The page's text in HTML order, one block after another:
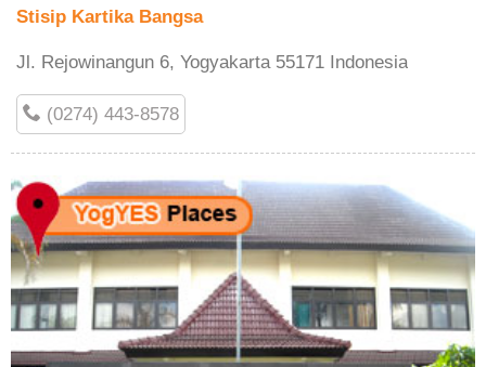
Stisip Kartika Bangsa
Jl. Rejowinangun 6, Yogyakarta 55171 Indonesia
(0274) 443-8578